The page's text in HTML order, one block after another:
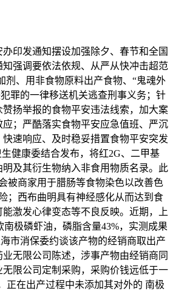
发通知摆设加强除夕、春节和全国
强调要依法依规、从严从快冲击超范
剂、用非食物原料出产食物、“鬼魂外
罪的一律移送机关逃查刑事义务；针
扬举报的食物平安违法线索，加大案
；严酷落实食物平安应急值班、严沉
速响应、及时稳妥措置食物平安突发
健康委结合发布，将红2G、二甲基
及其衍生物纳入非食用物质名录。此
被商家用于腊肠等食物染色以改善色
；西布曲明具有神经感化从而达到食
激发心律变态等不良反映。近期，上
极磷虾油，磷脂含量43%，实测成果
市消保委约谈该产物的经销商取出产
无限公司陈述，涉事产物由经销商同
限公司定制采购，采购价钱远低于一
正在出产过程中未添加其对外的 南极